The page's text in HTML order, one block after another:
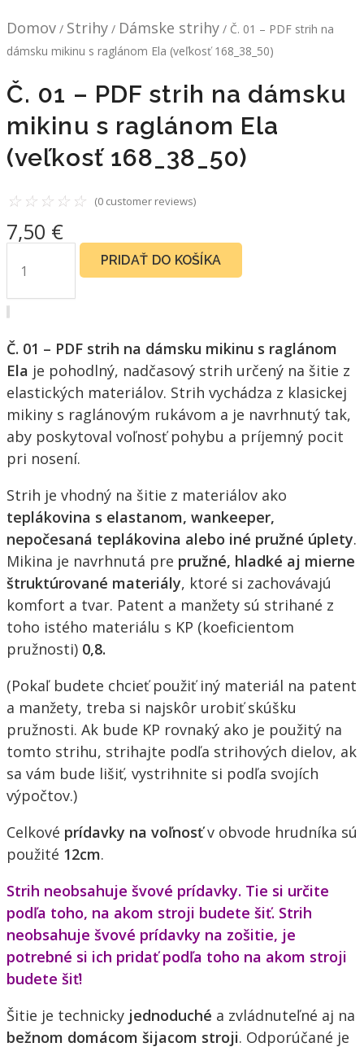
Domov / Strihy / Dámske strihy / Č. 01 – PDF strih na
dámsku mikinu s raglánom Ela (veľkosť 168_38_50)
Č. 01 – PDF strih na dámsku
mikinu s raglánom Ela
(veľkosť 168_38_50)
☆ ☆ ☆ ☆ ☆ (0 customer reviews)
7,50 €
PRIDAŤ DO KOŠÍKA
Č. 01 – PDF strih na dámsku mikinu s raglánom
Ela je pohodlný, nadčasový strih určený na šitie z
elastických materiálov. Strih vychádza z klasickej
mikiny s raglánovým rukávom a je navrhnutý tak,
aby poskytoval voľnosť pohybu a príjemný pocit
pri nosení.
Strih je vhodný na šitie z materiálov ako
teplákovina s elastanom, wankeeper,
nepočesaná teplákovina alebo iné pružné úplety.
Mikina je navrhnutá pre pružné, hladké aj mierne
štruktúrované materiály, ktoré si zachovávajú
komfort a tvar. Patent a manžety sú strihané z
toho istého materiálu s KP (koeficientom
pružnosti) 0,8.
(Pokaľ budete chcieť použiť iný materiál na patent
a manžety, treba si najskôr urobiť skúšku
pružnosti. Ak bude KP rovnaký ako je použitý na
tomto strihu, strihajte podľa strihových dielov, ak
sa vám bude lišiť, vystrihnite si podľa svojích
výpočtov.)
Celkové prídavky na voľnosťv obvode hrudníka sú
použité 12cm.
Strih neobsahuje švové prídavky. Tie si určite
podľa toho, na akom stroji budete šiť. Strih
neobsahuje švové prídavky na zošitie, je
potrebné si ich pridať podľa toho na akom stroji
budete šiť!
Šitie je technicky jednoduché a zvládnuteľné aj na
bežnom domácom šijacom stroji. Odporúčané je